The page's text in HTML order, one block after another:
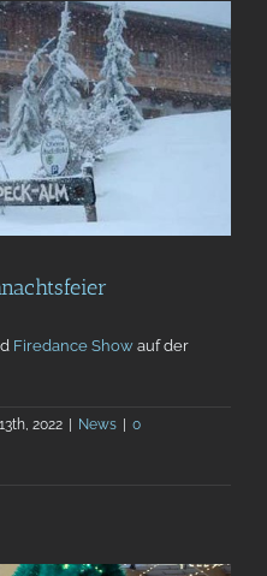
Firedance Show auf der
2022 News
0